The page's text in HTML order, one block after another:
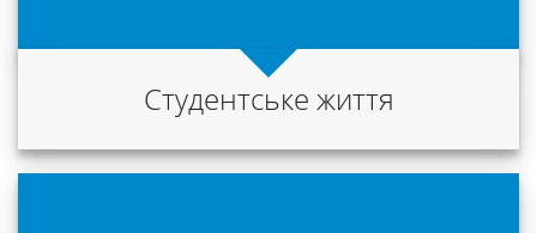
Студентське життя